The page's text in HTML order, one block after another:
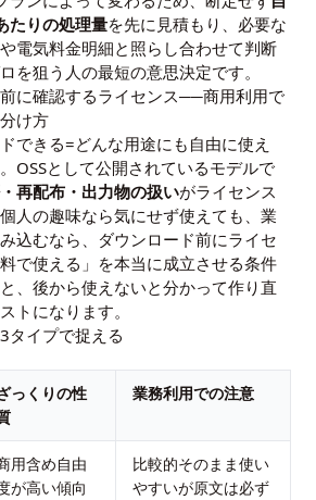
たりの処理量を先に見積もり、必要な
電気料金明細と照らし合わせて判断
を狙う人の最短の意思決定です。
前に確認するライセンス──商用利用で
け方
できる=どんな用途にも自由に使え
OSSとして公開されているモデルで
再配布・出力物の扱いがライセンス
人の趣味なら気にせず使えても、業
込むなら、ダウンロード前にライセ
で使える」を本当に成立させる条件
、後から使えないと分かって作り直
トになります。
タイプで捉える
っくりの性
業務利用での注意
用含め自由
が高い傾向
比較的そのまま使い
やすいが原文は必ず